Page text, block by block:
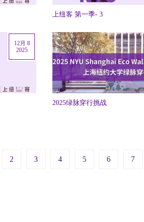
上纽客 第一季- 3
12月 8
2025
2025绿脉穿行挑战
2 3 4 5 6 7